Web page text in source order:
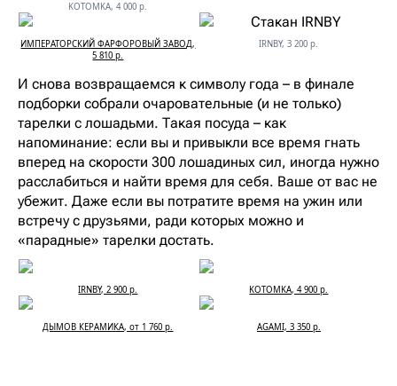
KOTOMKA, 4 000 р.
ИМПЕРАТОРСКИЙ ФАРФОРОВЫЙ ЗАВОД,
5 810 р.
IRNBY, 3 200 р.
И снова возвращаемся к символу года – в финале
подборки собрали очаровательные (и не только)
тарелки с лошадьми. Такая посуда – как
напоминание: если вы и привыкли все время гнать
вперед на скорости 300 лошадиных сил, иногда нужно
расслабиться и найти время для себя. Ваше от вас не
убежит. Даже если вы потратите время на ужин или
встречу с друзьями, ради которых можно и
«парадные» тарелки достать.
IRNBY, 2 900 р. KOTOMKA, 4 900 р.
ДЫМОВ КЕРАМИКА, от 1 760 р. AGAMI, 3 350 р.